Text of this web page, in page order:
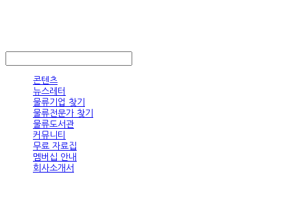
콘텐츠
뉴스레터
물류기업 찾기
물류전문가 찾기
물류도서관
커뮤니티
무료 자료집
멤버십 안내
회사소개서